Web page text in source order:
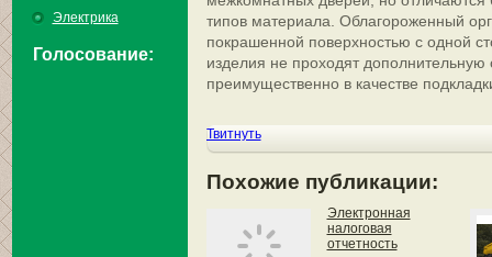
Электрика
Голосование:
типов материала. Облагороженный
покрашенной поверхностью с одной
изделия не проходят дополнительную
преимущественно в качестве
Твитнуть
Похожие публикации:
Электронная
налоговая
отчетность